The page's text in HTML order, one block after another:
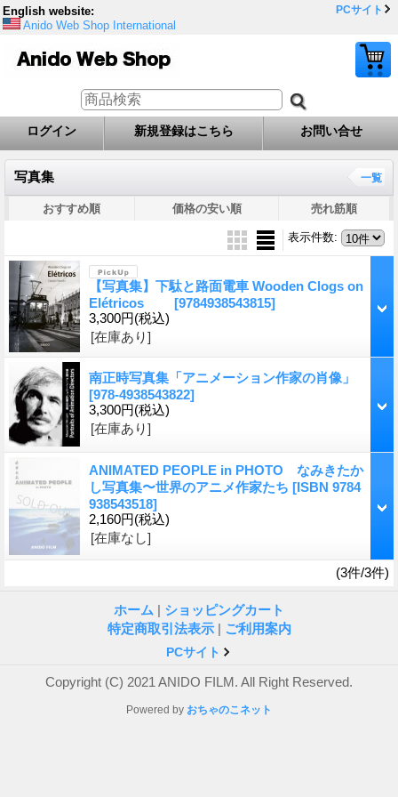
English website:
Anido Web Shop International
PCサイト
ログイン 新規登録はこちら お問い合せ
写真集 一覧
おすすめ順 価格の安い順 売れ筋順
表示件数:
【写真集】下駄と路面電車 Wooden Clogs on
Elétricos [9784938543815]
3,300円(税込)
[在庫あり]
南正時写真集「アニメーション作家の肖像」
[978-4938543822]
3,300円(税込)
[在庫あり]
ANIMATED PEOPLE in PHOTO なみきたか
し写真集〜世界のアニメ作家たち [ISBN 9784
938543518]
2,160円(税込)
[在庫なし]
(3件/3件)
ホーム | ショッピングカート
特定商取引法表示 | ご利用案内
PCサイト
Copyright (C) 2021 ANIDO FILM. All Right Reserved.
Powered by おちゃのこネット